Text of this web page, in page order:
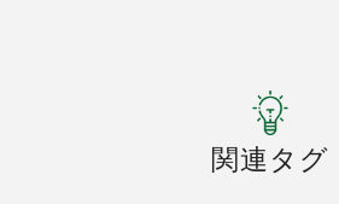
関連タグ